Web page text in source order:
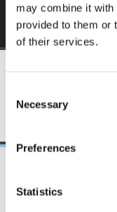
may combine it with
provided to them or
of their services.
Selection
Necessary
Preferences
Statistics
31/07/2026